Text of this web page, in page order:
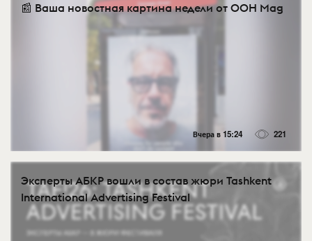
📰 Ваша новостная картина недели от OOH Mag
Вчера в 15:24 221
Эксперты АБКР вошли в состав жюри Tashkent
International Advertising Festival